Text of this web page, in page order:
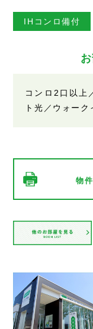
IHコンロ備付
コンロ2口以上
ト光／ウォー
物